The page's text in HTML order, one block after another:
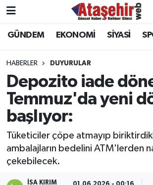
GÜNDEM EKONOMİ SİYASİ
HABERLER DUYURULAR
Depozito iade
Temmuz'da yeni
başlıyor:
Tüketiciler çöpe atmayıp
ambalajların bedelini ATM'lerden
çekebilecek.
İSA KIRIM
Hava Durumu
Trafik Durumu
Süper Lig Puan Durumu ve
Tüm Manşetler
Son Dakika Haberleri
Haber Arşivi